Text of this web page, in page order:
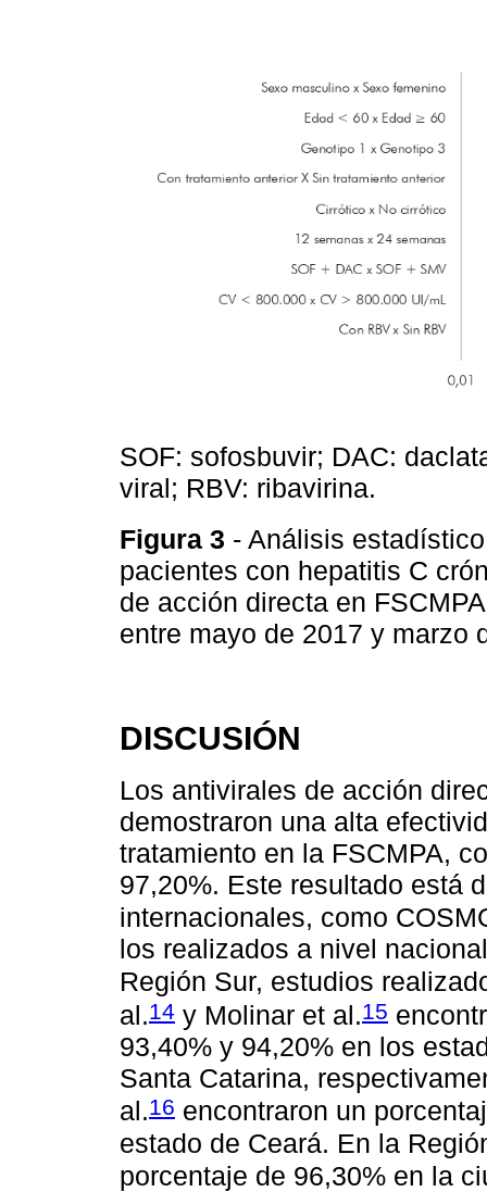
SOF: sofosbuvir; DAC:
viral; RBV: ribavirina.
Figura 3 - Análisis
pacientes con hepatitis C
de acción directa en
entre mayo de 2017 y marzo
DISCUSIÓN
Los antivirales de acción
demostraron una alta
tratamiento en la FSCMPA,
97,20%. Este resultado está
internacionales, como
los realizados a nivel
Región Sur, estudios
al.14 y Molinar et al.15
93,40% y 94,20% en los
Santa Catarina,
al.16 encontraron un
estado de Ceará. En la
porcentaje de 96,30% en la